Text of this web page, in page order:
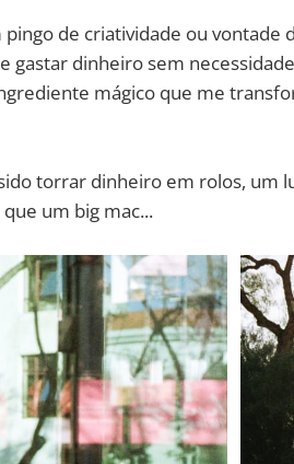
de criatividade ou vontade
gastar dinheiro sem
mágico que me
torrar dinheiro em rolos, um
um big mac...